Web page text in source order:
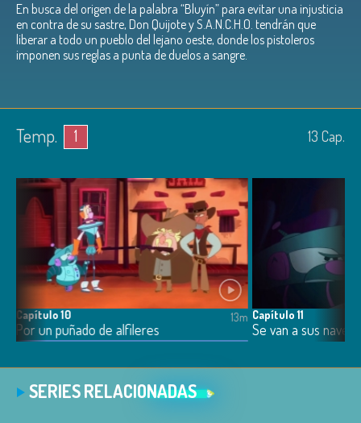
En busca del origen de la palabra “Bluyín” para evitar una injusticia
en contra de su sastre, Don Quijote y S.A.N.C.H.O. tendrán que
liberar a todo un pueblo del lejano oeste, donde los pistoleros
imponen sus reglas a punta de duelos a sangre.
Temp. 1 13 Cap.
Capítulo 10
Por un puñado de alfileres
13m Capítulo 11
Se van a sus naves
SERIES RELACIONADAS